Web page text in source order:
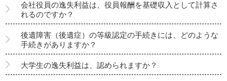
会社役員の逸失利益は、役員報酬を基礎収入として計算さ
れるのですか？
後遺障害（後遺症）の等級認定の手続きには、どのような
手続きがありますか？
大学生の逸失利益は、認められますか？